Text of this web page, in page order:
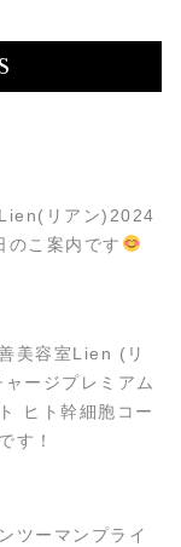
リアン)2024
のこ案内です
美容室Lien (リ
ージプレミアム
ヒト幹細胞コー
す！
ツーマンプライ